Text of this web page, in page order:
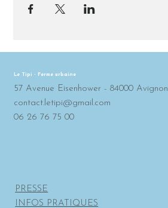
Le Tipi - Ferme urbaine
57 Avenue Eisenhower - 84000 Avignon
contact.letipi@gmail.com
06 26 76 75 00
PRESSE
INFOS PRATIQUES